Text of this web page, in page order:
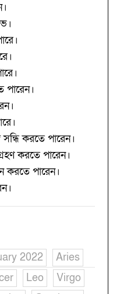
পারেন।
করতে পারেন।
করতে পারেন।
পারেন।
2022
Aries
Leo
Virgo